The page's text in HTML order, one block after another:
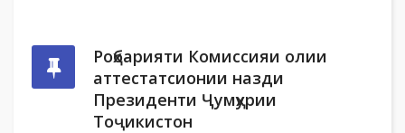
Роҳбарияти Комиссияи олии
аттестатсионии назди
Президенти Ҷумҳурии
Тоҷикистон